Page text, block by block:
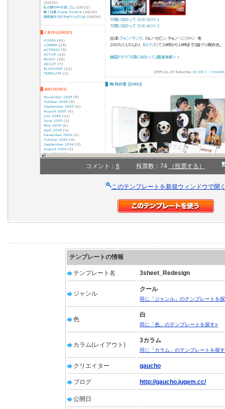
コメント： 6 投票数：74 （投票する）
このテンプレートを新規ウィンドウで開
テンプレートの情報
テンプレート名 3sheet_Redesign
ジャンル
クール
同じ「ジャンル」のテンプレートを
色
白
同じ「色」のテンプレートを探す»
カラム(レイアウト)
3カラム
同じ「カラム」のテンプレートを探
クリエイター gaucho
ブログ http://gaucho.jugem.cc/
公開日